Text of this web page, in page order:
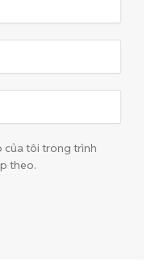
của tôi trong trình
theo.